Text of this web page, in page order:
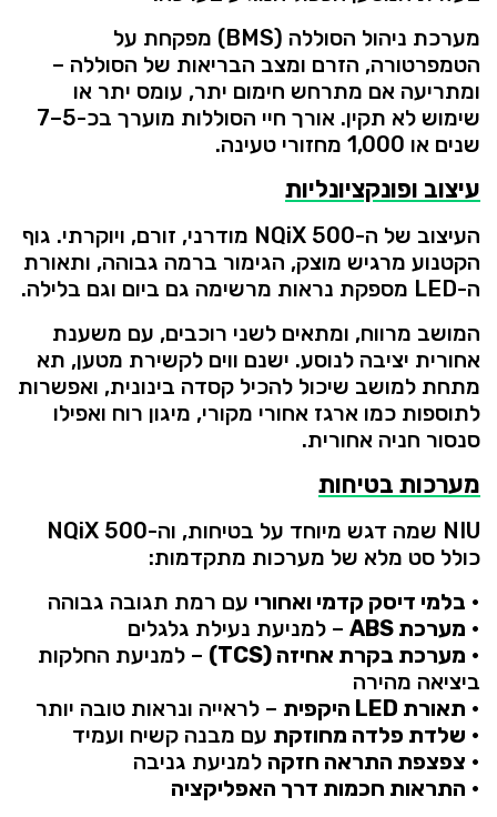
מערכת ניהול הסוללה (BMS) מפקחת על
הטמפרטורה, הזרם ומצב הבריאות של הסוללה –
ומתריעה אם מתרחש חימום יתר, עומס יתר או
שימוש לא תקין. אורך חיי הסוללות מוערך בכ-5–
7
שנים או 1,000 מחזורי טעינה.
עיצוב ופונקציונליות
העיצוב של ה- NQiX 500 מודרני, זורם, ויוקרתי. גוף
הקטנוע מרגיש מוצק, הגימור ברמה גבוהה, ותאורת
ה-LED מספקת נראות מרשימה גם ביום וגם בלילה.
המושב מרווח, ומתאים לשני רוכבים, עם משענת
אחורית יציבה לנוסע. ישנם ווים לקשירת מטען, תא
מתחת למושב שיכול להכיל קסדה בינונית, ואפשרות
לתוספות כמו ארגז אחורי מקורי, מיגון רוח ואפילו
סנסור חניה אחורית.
מערכות בטיחות
NIU שמה דגש מיוחד על בטיחות, וה- NQiX 500
כולל סט מלא של מערכות מתקדמות:
• בלמי דיסק קדמי ואחורי עם רמת תגובה גבוהה
• מערכת ABS
– למניעת נעילת גלגלים
• מערכת בקרת אחיזה (TCS)
– למניעת החלקות
ביציאה מהירה
• תאורת LED היקפית – לראייה ונראות טובה יותר
• שלדת פלדה מחוזקת עם מבנה קשיח ועמיד
• צפצפת התראה חזקה למניעת גניבה
• התראות חכמות דרך האפליקציה